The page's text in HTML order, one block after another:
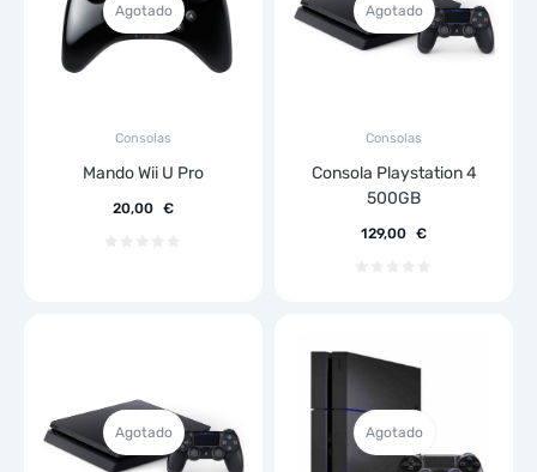
Agotado
Consolas
Mando Wii U Pro
20,00 €
Agotado
Consolas
Consola Playstation 4
500GB
129,00 €
Agotado Agotado